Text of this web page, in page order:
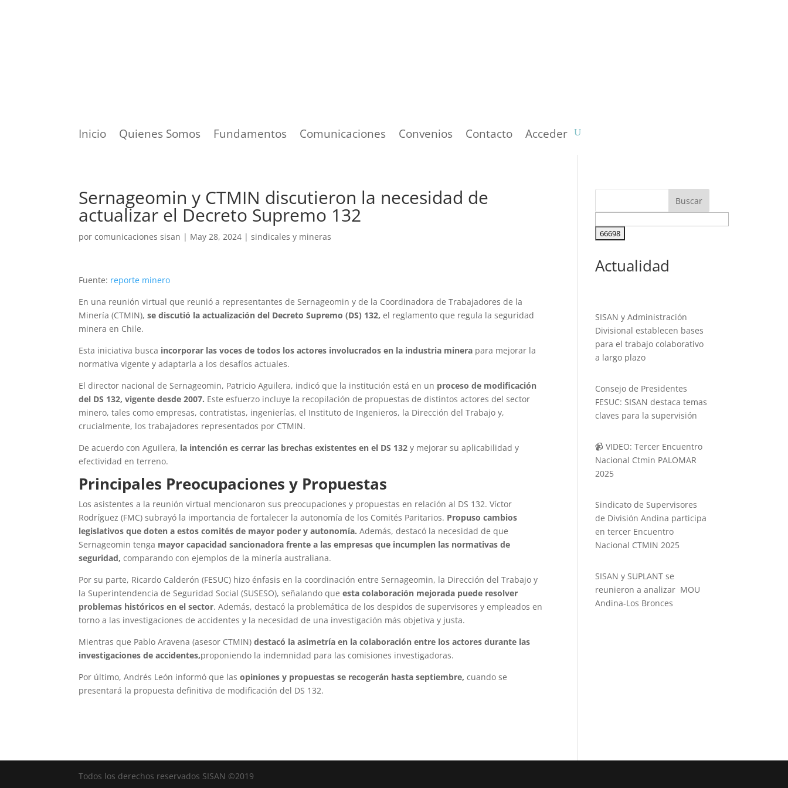
Inicio Quienes Somos Fundamentos Comunicaciones Convenios Contacto Acceder
Sernageomin y CTMIN discutieron la necesidad de
actualizar el Decreto Supremo 132
porcomunicaciones sisan | May 28, 2024 |sindicales y mineras
Fuente: reporte minero
En una reunión virtual que reunió a representantes de Sernageomin y de la Coordinadora de Trabajadores de la
Minería (CTMIN), se discutió la actualización del Decreto Supremo (DS) 132,el reglamento que regula la seguridad
minera en Chile.
Esta iniciativa busca incorporar las voces de todos los actores involucrados en la industria minera para mejorar la
normativa vigente y adaptarla a los desafíos actuales.
El director nacional de Sernageomin, Patricio Aguilera, indicó que la institución está en un proceso de modificación
del DS 132, vigente desde 2007. Este esfuerzo incluye la recopilación de propuestas de distintos actores del sector
minero, tales como empresas, contratistas, ingenierías, el Instituto de Ingenieros, la Dirección del Trabajo y,
crucialmente, los trabajadores representados por CTMIN.
De acuerdo con Aguilera, la intención es cerrar las brechas existentes en el DS 132 y mejorar su aplicabilidad y
efectividad en terreno.
Principales Preocupaciones y Propuestas
Los asistentes a la reunión virtual mencionaron sus preocupaciones y propuestas en relación al DS 132. Víctor
Rodríguez (FMC) subrayó la importancia de fortalecer la autonomía de los Comités Paritarios. Propuso cambios
legislativos que doten a estos comités de mayor poder y autonomía.Además, destacó la necesidad de que
Sernageomin tenga mayor capacidad sancionadora frente a las empresas que incumplen las normativas de
seguridad,comparando con ejemplos de la minería australiana.
Por su parte, Ricardo Calderón (FESUC) hizo énfasis en la coordinación entre Sernageomin, la Dirección del Trabajo y
la Superintendencia de Seguridad Social (SUSESO), señalando queesta colaboración mejorada puede resolver
problemas históricos en el sector. Además, destacó la problemática de los despidos de supervisores y empleados en
torno a las investigaciones de accidentes y la necesidad de una investigación más objetiva y justa.
Mientras que Pablo Aravena (asesor CTMIN)destacó la asimetría en la colaboración entre los actores durante las
investigaciones de accidentes,proponiendo la indemnidad para las comisiones investigadoras.
Por último, Andrés León informó que lasopiniones y propuestas se recogerán hasta septiembre,cuando se
presentará la propuesta definitiva de modificación del DS 132.
Actualidad
SISAN y Administración
Divisional establecen bases
para el trabajo colaborativo
a largo plazo
Consejo de Presidentes
FESUC: SISAN destaca temas
claves para la supervisión
📹 VIDEO: Tercer Encuentro
Nacional Ctmin PALOMAR
2025
Sindicato de Supervisores
de División Andina participa
en tercer Encuentro
Nacional CTMIN 2025
SISAN y SUPLANT se
reunieron a analizar MOU
Andina-Los Bronces
Todos los derechos reservados SISAN ©2019